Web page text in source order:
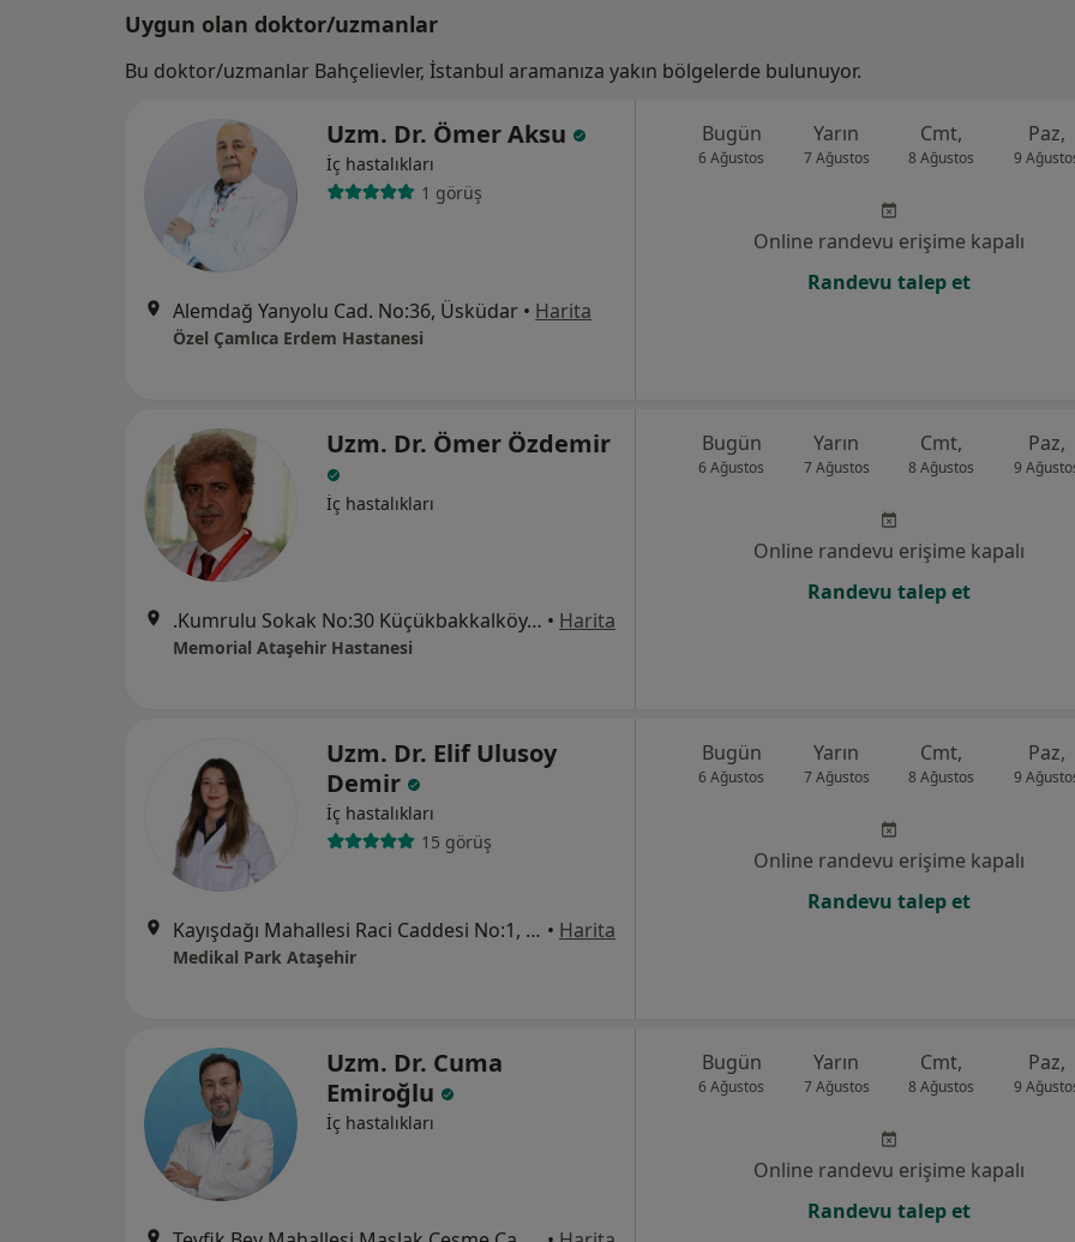
Uygun olan doktor/uzmanlar
Bu doktor/uzmanlar Bahçelievler, İstanbul aramanıza yakın bölgelerde bulunuyor.
Uzm. Dr. Ömer Aksu
İç hastalıkları
1 görüş
Alemdağ Yanyolu Cad. No:36, Üsküdar • Harita
Özel Çamlıca Erdem Hastanesi
Bugün
6 Ağustos
Yarın
7 Ağustos
Cmt,
8 Ağustos
Paz,
9
Online randevu erişime kapalı
Randevu talep et
Uzm. Dr. Ömer Özdemir
İç hastalıkları
.Kumrulu Sokak No:30 Küçükbakkalköy, Ataşehir • Harita
Memorial Ataşehir Hastanesi
Bugün
6 Ağustos
Yarın
7 Ağustos
Cmt,
8 Ağustos
Paz,
9
Online randevu erişime kapalı
Randevu talep et
Uzm. Dr. Elif Ulusoy
Demir
İç hastalıkları
15 görüş
Kayışdağı Mahallesi Raci Caddesi No:1, Ataşehir • Harita
Medikal Park Ataşehir
Bugün
6 Ağustos
Yarın
7 Ağustos
Cmt,
8 Ağustos
Paz,
9
Online randevu erişime kapalı
Randevu talep et
Uzm. Dr. Cuma
Emiroğlu
İç hastalıkları
Bugün
6 Ağustos
Yarın
7 Ağustos
Cmt,
8 Ağustos
Paz,
9
Online randevu erişime kapalı
Randevu talep et